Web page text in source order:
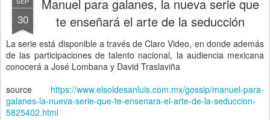
30
Manuel para galanes, la nueva serie que
te enseñará el arte de la seducción
La serie está disponible a través de Claro Video, en donde además
de las participaciones de talento nacional, la audiencia mexicana
conocerá a José Lombana y David Traslaviña
source https://www.elsoldesanluis.com.mx/gossip/manuel-para-
galanes-la-nueva-serie-que-te-ensenara-el-arte-de-la-seduccion-
5825402.html